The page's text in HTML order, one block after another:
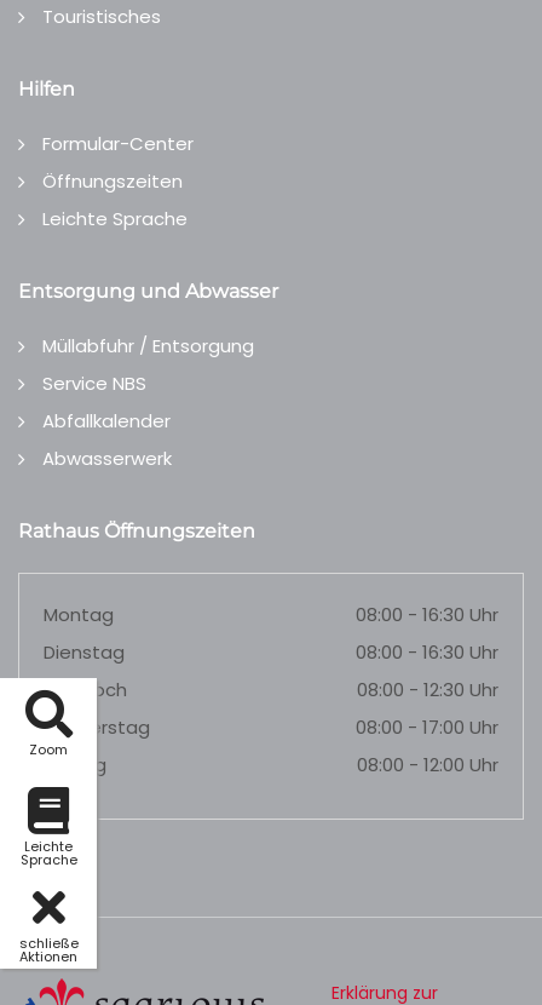
Zoom
Leichte
Sprache
schließe
Aktionen
Touristisches
Hilfen
Formular-Center
Öffnungszeiten
Leichte Sprache
Entsorgung und Abwasser
Müllabfuhr / Entsorgung
Service NBS
Abfallkalender
Abwasserwerk
Rathaus Öffnungszeiten
Montag
08:00 - 16:30 Uhr
Dienstag
08:00 - 16:30 Uhr
Mittwoch
08:00 - 12:30 Uhr
Donnerstag
08:00 - 17:00 Uhr
Freitag
08:00 - 12:00 Uhr
Erklärung zur